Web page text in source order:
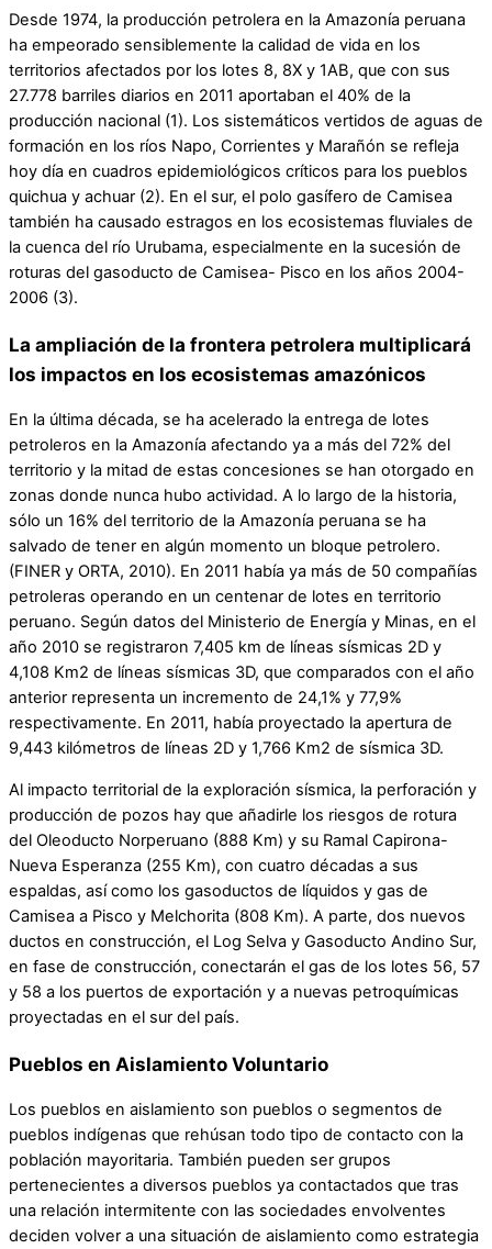
Desde 1974, la producción petrolera en la Amazonía peruana
ha empeorado sensiblemente la calidad de vida en los
territorios afectados por los lotes 8, 8X y 1AB, que con sus
27.778 barriles diarios en 2011 aportaban el 40% de la
producción nacional (1). Los sistemáticos vertidos de aguas de
formación en los ríos Napo, Corrientes y Marañón se refleja
hoy día en cuadros epidemiológicos críticos para los pueblos
quichua y achuar (2). En el sur, el polo gasífero de Camisea
también ha causado estragos en los ecosistemas fluviales de
la cuenca del río Urubama, especialmente en la sucesión de
roturas del gasoducto de Camisea- Pisco en los años 2004-
2006 (3).
La ampliación de la frontera petrolera multiplicará
los impactos en los ecosistemas amazónicos
En la última década, se ha acelerado la entrega de lotes
petroleros en la Amazonía afectando ya a más del 72% del
territorio y la mitad de estas concesiones se han otorgado en
zonas donde nunca hubo actividad. A lo largo de la historia,
sólo un 16% del territorio de la Amazonía peruana se ha
salvado de tener en algún momento un bloque petrolero.
(FINER y ORTA, 2010). En 2011 había ya más de 50 compañías
petroleras operando en un centenar de lotes en territorio
peruano. Según datos del Ministerio de Energía y Minas, en el
año 2010 se registraron 7,405 km de líneas sísmicas 2D y
4,108 Km2 de líneas sísmicas 3D, que comparados con el año
anterior representa un incremento de 24,1% y 77,9%
respectivamente. En 2011, había proyectado la apertura de
9,443 kilómetros de líneas 2D y 1,766 Km2 de sísmica 3D.
Al impacto territorial de la exploración sísmica, la perforación y
producción de pozos hay que añadirle los riesgos de rotura
del Oleoducto Norperuano (888 Km) y su Ramal Capirona-
Nueva Esperanza (255 Km), con cuatro décadas a sus
espaldas, así como los gasoductos de líquidos y gas de
Camisea a Pisco y Melchorita (808 Km). A parte, dos nuevos
ductos en construcción, el Log Selva y Gasoducto Andino Sur,
en fase de construcción, conectarán el gas de los lotes 56, 57
y 58 a los puertos de exportación y a nuevas petroquímicas
proyectadas en el sur del país.
Pueblos en Aislamiento Voluntario
Los pueblos en aislamiento son pueblos o segmentos de
pueblos indígenas que rehúsan todo tipo de contacto con la
población mayoritaria. También pueden ser grupos
pertenecientes a diversos pueblos ya contactados que tras
una relación intermitente con las sociedades envolventes
deciden volver a una situación de aislamiento como estrategia